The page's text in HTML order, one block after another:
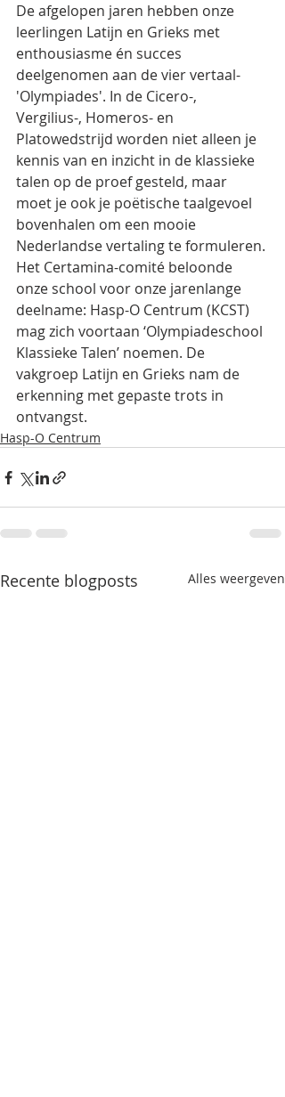
De afgelopen jaren hebben onze
leerlingen Latijn en Grieks met
enthousiasme én succes
deelgenomen aan de vier vertaal-
'Olympiades'. In de Cicero-,
Vergilius-, Homeros- en
Platowedstrijd worden niet alleen je
kennis van en inzicht in de klassieke
talen op de proef gesteld, maar
moet je ook je poëtische taalgevoel
bovenhalen om een mooie
Nederlandse vertaling te formuleren.
Het Certamina-comité beloonde
onze school voor onze jarenlange
deelname: Hasp-O Centrum (KCST)
mag zich voortaan ‘Olympiadeschool
Klassieke Talen’ noemen. De
vakgroep Latijn en Grieks nam de
erkenning met gepaste trots in
ontvangst.
Hasp-O Centrum
Recente blogposts Alles weergeven